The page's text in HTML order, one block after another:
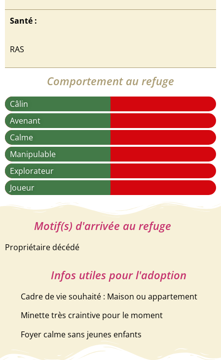
Santé :
RAS
Comportement au refuge
Câlin
Avenant
Calme
Manipulable
Explorateur
Joueur
Motif(s) d'arrivée au refuge
Propriétaire décédé
Infos utiles pour l'adoption
Cadre de vie souhaité : Maison ou appartement
Minette très craintive pour le moment
Foyer calme sans jeunes enfants